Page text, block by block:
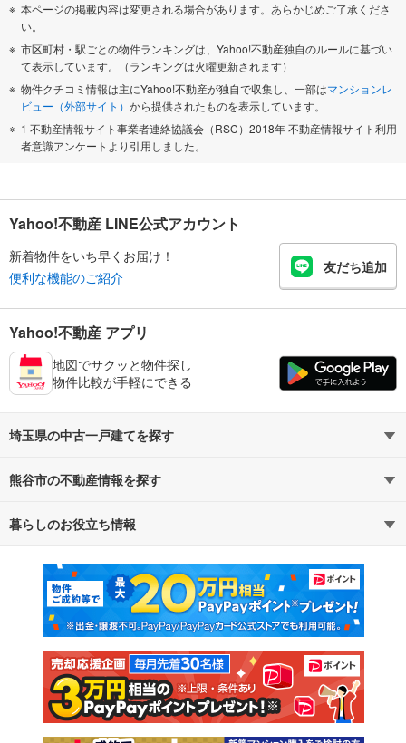
本ページの掲載内容は変更される場合があります。あらかじめご了承くださ
い。
市区町村・駅ごとの物件ランキングは、Yahoo!不動産独自のルールに基づい
て表示しています。（ランキングは火曜更新されます）
物件クチコミ情報は主にYahoo!不動産が独自で収集し、一部はマンションレ
ビュー（外部サイト） から提供されたものを表示しています。
1 不動産情報サイト事業者連絡協議会（RSC）2018年 不動産情報サイト利用
者意識アンケートより引用しました。
Yahoo!不動産 LINE公式アカウント
新着物件をいち早くお届け！
便利な機能のご紹介
友だち追加
Yahoo!不動産 アプリ
地図でサクッと物件探し
物件比較が手軽にできる
埼玉県の中古一戸建てを探す
路線・駅から探す
通勤・通学時間から探す
熊谷市の不動産情報を探す
不動産・住宅
新築マンション 中古マンション
新築一戸建て 中古一戸建て
注文住宅 土地
売却査定
暮らしのお役立ち情報
マンションカタログ 教えて！住まいの先生